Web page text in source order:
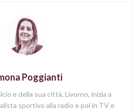
Poggianti
e della sua città, Livorno, inizia a
sportivo alla radio e poi in TV e